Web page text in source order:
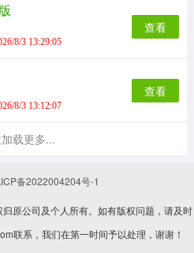
8/3 13:29:05
查看
8/3 13:12:07
查看
载更多...
备2022004204号-1
原公司及个人所有。如有版权问题，请及时
联系，我们在第一时间予以处理，谢谢！